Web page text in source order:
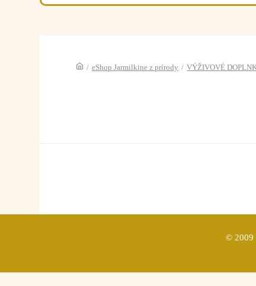
/ eShop Jarmilkine z prírody / VÝŽIVOVÉ
© 2009